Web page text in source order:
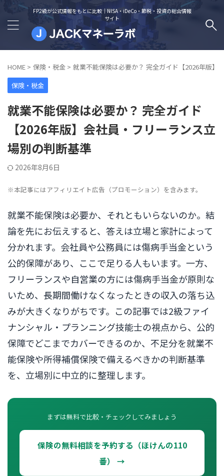
FP2級が公式情報をもとに比較｜NISA・iDeCo・節税・投資の総合情報
サイト
HOME > 保険・税金 > 就業不能保険は必要か？ 完全ガイド【2026年版】
保険・税金
就業不能保険は必要か？ 完全ガイド
【2026年版】会社員・フリーランス立
場別の判断基準
2026年8月6日
※本記事にはアフィリエイト広告（プロモーション）を含みます。
就業不能保険は必要か、それともいらないのか。結
論を先にお伝えすると、答えは立場と家計によって
分かれます。会社員や公務員には傷病手当金という
公的保障があり、ここで足りる人もいます。一方、
フリーランスや自営業の方には傷病手当金が原則な
いため、長期間働けなくなったときの収入の落ち込
みが大きくなりがちです。この記事では2級ファイ
ナンシャル・プランニング技能士の視点から、公的
保障でどこまでカバーできるのか、不足分を就業不
能保険や所得補償保険で備えるべきかの判断基準
を、立場別に中立的に整理します。
まずは無料で比較・チェックしてみましょう
保険の無料相談を予約する（ほけんの110
番） →